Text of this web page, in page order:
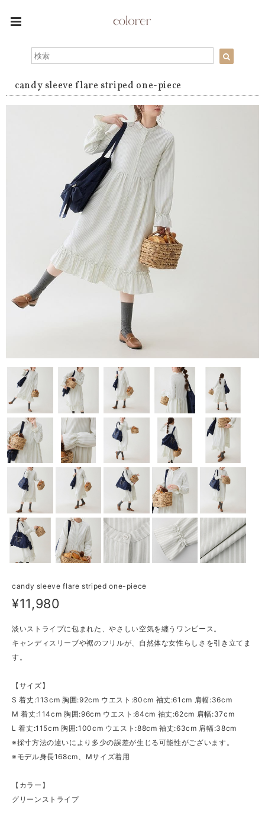
candy sleeve flare striped one-piece
candy sleeve flare striped one-piece
¥11,980
淡いストライプに包まれた、やさしい空気を纏うワンピース。
キャンディスリーブや裾のフリルが、自然体な女性らしさを引き立てま
す。
【サイズ】
S 着丈:113cm 胸囲:92cm ウエスト:80cm 袖丈:61cm 肩幅:36cm
M 着丈:114cm 胸囲:96cm ウエスト:84cm 袖丈:62cm 肩幅:37cm
L 着丈:115cm 胸囲:100cm ウエスト:88cm 袖丈:63cm 肩幅:38cm
※採寸方法の違いにより多少の誤差が生じる可能性がございます。
※モデル身長168cm、Mサイズ着用
【カラー】
グリーンストライプ